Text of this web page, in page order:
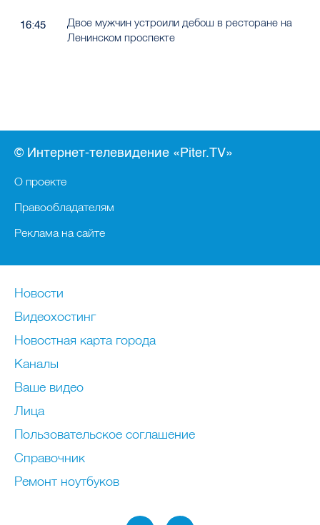
16:45
Двое мужчин устроили дебош в ресторане на
Ленинском проспекте
© Интернет-телевидение «Piter.TV»
О проекте
Правообладателям
Реклама на сайте
Новости
Видеохостинг
Новостная карта города
Каналы
Ваше видео
Лица
Пользовательское соглашение
Справочник
Ремонт нoутбуков